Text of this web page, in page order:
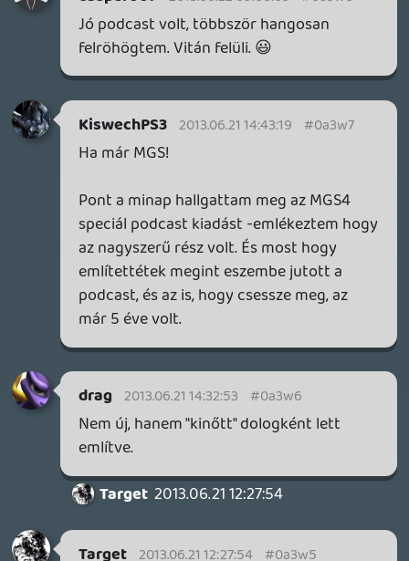
liquid
2013.06.20 23:01:12
2013.06.21 00:25:58 #0a3vx
Hát srácok, ez baromi jó podcast volt, rég
mosolyogtam ennyit a poénokon. 🙂 A
tartalom is teljesen korrekt, jó volt
normális véleményeket hallani mindenről,
példás volt az egész.
friedmannt 2013.06.21 00:08:34
Hamar igy irogatok. Miert tart az itunesba
bekerules ilyen sokaig? Lehetne gyorsitani
a folyamaton?
mcmacko 2013.06.20 22:46:25
friedmannt 2013.06.20 23:32:39 #0a3vv
No offense, csak hecceles volt
mcmacko 2013.06.20 22:46:25
shearer 2013.06.20 23:30:52
Király volt a podcast, várom a "ráadást"! 😃
liquid 2013.06.20 23:01:12 #0a3vt
(Az nyers anyag bőven 100 perc felett